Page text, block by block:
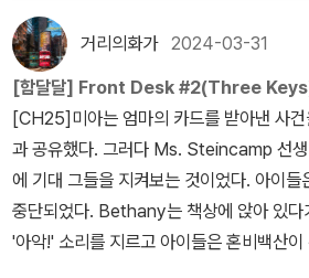
이유는 뭘까. 흠...[CH36]쿠퍼씨가 토요일
잘 되어가냐고 물었고 그는 자신의 지분을
변호사비 비용 때문에 모텔 지분을 팔아야
는 절대 안 된다고 루페의 가족이 모텔에
없다 잘라 말했다. 루페는 전화가 올 지 모
미아의 엄마는 그녀를 혼자 보낼 수 없다
오가는 사람들에게 전단지를 나누어 주었
든 3학년 이야기 중에서 미아 이야기가 뽑
도 우울>을 4권까지 읽었다. 고양이도 귀
고... 재밌고, 읽는데 힘들지도 않고, 읽고 있
도 없다. 그런데... 고양이가 우렁이 각시가
읽고 있는 나의 마음은 대체 무엇일까, '나
인걸까... 하는 생각에 자괴감이 들어 일단
한남으로 태어났으면 페미니즘에 눈감았
가 나오는 만화를 보면서도 자괴감을 느끼
하는 여성들이 어쩌면 현명한지도 모른다.
거리의화가2024-03-31
[함달달] Front Desk #2(Three
[CH25]미아는 엄마의 카드를 받아낸 사
과 공유했다. 그러다 Ms. Steincamp 선생
에 기대 그들을 지켜보는 것이었다. 아이들
중단되었다. Bethany는 책상에 앉아 있다
'아악!' 소리를 지르고 아이들은 혼비백산